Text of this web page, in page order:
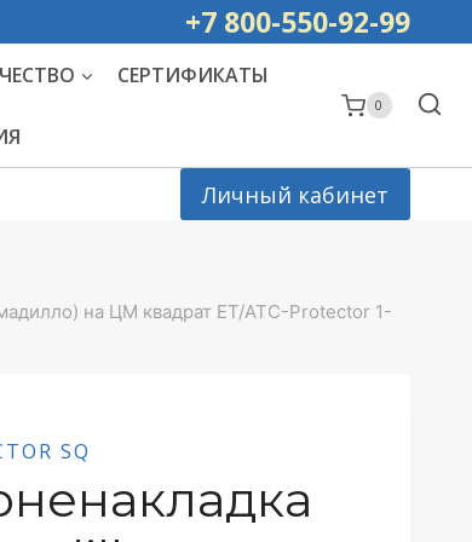
+7 800-550-92-99
СЕРТИФИКАТЫ
0
Личный кабинет
на ЦМ квадрат ET/ATC-Protector 1-
SQ